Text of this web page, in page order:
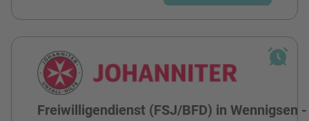
Freiwilligendienst (FSJ/BFD) in Wennigsen